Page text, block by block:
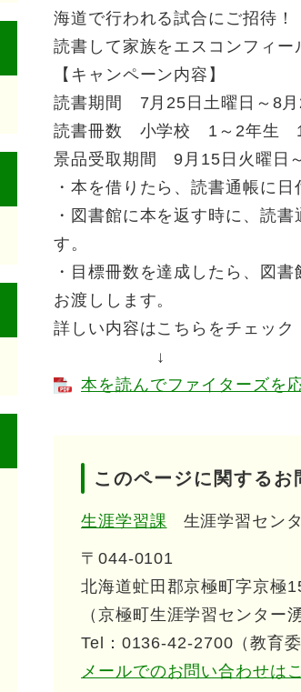
海道で行われる試合にご招待！
読書して家族をエスコンフィ
【キャンペーン内容】
読書期間 7月25日土曜日～8月
読書冊数 小学校 1～2年生
景品受取期間 9月15日火曜日
・本を借りたら、読書通帳に
・図書館に本を返す時に、読
す。
・目標冊数を達成したら、図
お渡しします。
詳しい内容はこちらをチェック
↓
本を読んでファイターズを
このページに関するお
生涯学習課 生涯学習セン
〒044-0101
北海道虻田郡京極町字京極
（京極町生涯学習センター
Tel：0136-42-2700（教育委
メールでのお問い合わせは